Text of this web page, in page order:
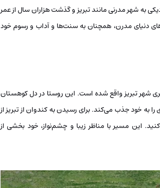
به شهر مدرنی مانند تبریز و گذشت هزاران سال از عمر
دنیای مدرن، همچنان به سنت‌ها و آداب و رسوم خود
در فاصله حدودی ۲۰ کیلومتری شهر اسکو و ۵۲ کیلومتری شهر تبریز واقع شده است. این روستا در دل کوهستان
به خود جذب می‌کند. برای رسیدن به کندوان از تبریز از
این مسیر با مناظر زیبا و چشم‌نواز، خود بخشی از